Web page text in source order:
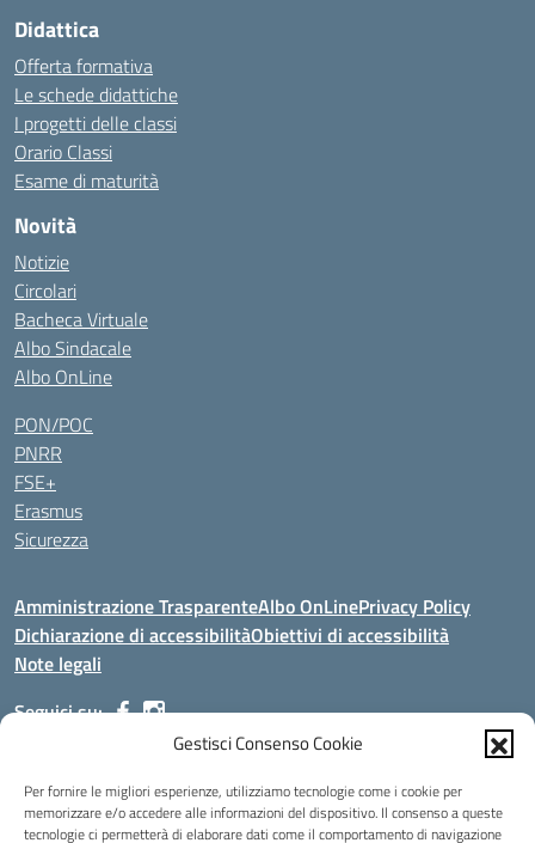
Gestisci Consenso Cookie
Per fornire le migliori esperienze, utilizziamo tecnologie come i cookie per
memorizzare e/o accedere alle informazioni del dispositivo. Il consenso a queste
tecnologie ci permetterà di elaborare dati come il comportamento di navigazione
Didattica
Offerta formativa
Le schede didattiche
I progetti delle classi
Orario Classi
Esame di maturità
Novità
Notizie
Circolari
Bacheca Virtuale
Albo Sindacale
Albo OnLine
PON/POC
PNRR
FSE+
Erasmus
Sicurezza
Amministrazione TrasparenteAlbo OnLinePrivacy Policy
Dichiarazione di accessibilitàObiettivi di accessibilità
Note legali
Seguici su:
Indirizzo:Via Malagrida, 3 - 22017 Menaggio (CO)
Centralino:+39 0344.32.539 Email:cois00100g@istruzione.it
Posta elettronica certificata (PEC):cois00100g@pec.istruzione.it